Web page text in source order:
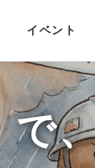
イベント
で